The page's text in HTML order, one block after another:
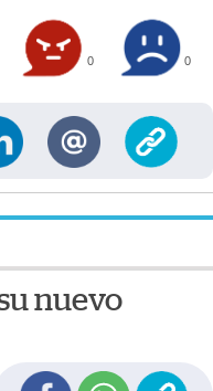
0 0
nuevo